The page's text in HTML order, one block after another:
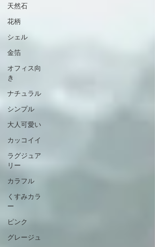
天然石
花柄
シェル
金箔
オフィス向
き
ナチュラル
シンプル
大人可愛い
カッコイイ
ラグジュア
リー
カラフル
くすみカラ
ー
ピンク
グレージュ